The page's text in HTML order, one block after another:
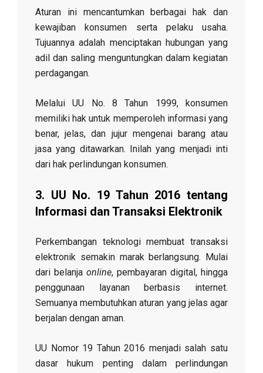
Aturan ini mencantumkan berbagai hak dan
kewajiban konsumen serta pelaku usaha.
Tujuannya adalah menciptakan hubungan yang
adil dan saling menguntungkan dalam kegiatan
perdagangan.
Melalui UU No. 8 Tahun 1999, konsumen
memiliki hak untuk memperoleh informasi yang
benar, jelas, dan jujur mengenai barang atau
jasa yang ditawarkan. Inilah yang menjadi inti
dari hak perlindungan konsumen.
3. UU No. 19 Tahun 2016 tentang
Informasi dan Transaksi Elektronik
Perkembangan teknologi membuat transaksi
elektronik semakin marak berlangsung. Mulai
dari belanja online, pembayaran digital, hingga
penggunaan layanan berbasis internet.
Semuanya membutuhkan aturan yang jelas agar
berjalan dengan aman.
UU Nomor 19 Tahun 2016 menjadi salah satu
dasar hukum penting dalam perlindungan